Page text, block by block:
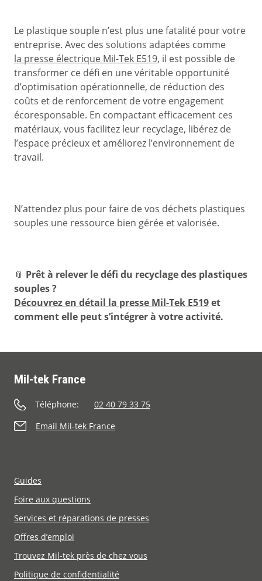
Le plastique souple n’est plus une fatalité pour votre
entreprise. Avec des solutions adaptées comme
la presse électrique Mil-Tek E519, il est possible de
transformer ce défi en une véritable opportunité
d’optimisation opérationnelle, de réduction des
coûts et de renforcement de votre engagement
écoresponsable. En compactant efficacement ces
matériaux, vous facilitez leur recyclage, libérez de
l’espace précieux et améliorez l’environnement de
travail.
N’attendez plus pour faire de vos déchets plastiques
souples une ressource bien gérée et valorisée.
📎 Prêt à relever le défi du recyclage des plastiques
souples ?
Découvrez en détail la presse Mil-Tek E519et
comment elle peut s’intégrer à votre activité.
Mil-tek France
Téléphone:
02 40 79 33 75
Email Mil-tek France
Guides
Foire aux questions
Services et réparations de presses
Offres d’emploi
Trouvez Mil-tek près de chez vous
Politique de confidentialité